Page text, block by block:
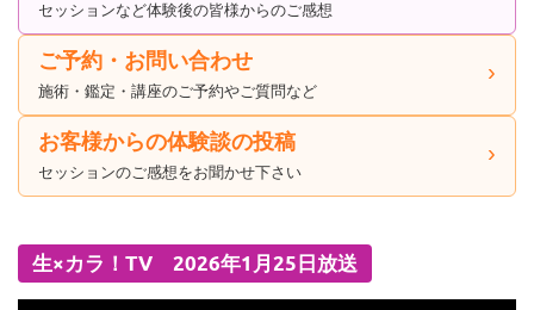
セッションなど体験後の皆様からのご感想
ご予約・お問い合わせ
施術・鑑定・講座のご予約やご質問など
お客様からの体験談の投稿
セッションのご感想をお聞かせ下さい
生×カラ！TV 2026年1月25日放送